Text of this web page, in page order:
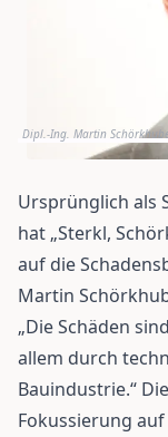
Dipl.-Ing. Martin
Ursprünglich als
hat „Sterkl,
auf die
Martin
„Die Schäden
allem durch
Bauindustrie.“
Fokussierung